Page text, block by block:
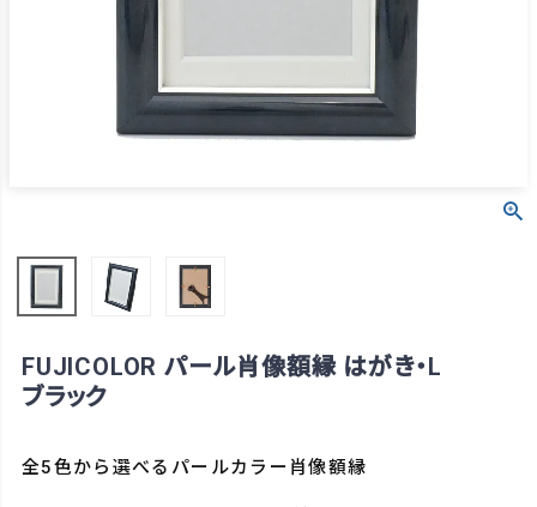
FUJICOLOR パール肖像額縁 はがき・L
ブラック
全5色から選べるパールカラー肖像額縁